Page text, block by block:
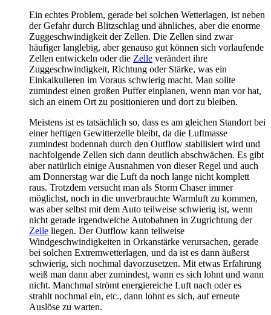
Ein echtes Problem, gerade bei solchen Wetterlagen, ist neben
der Gefahr durch Blitzschlag und ähnliches, aber die enorme
Zuggeschwindigkeit der Zellen. Die Zellen sind zwar
häufiger langlebig, aber genauso gut können sich vorlaufende
Zellen entwickeln oder die Zelle verändert ihre
Zuggeschwindigkeit, Richtung oder Stärke, was ein
Einkalkulieren im Voraus schwierig macht. Man sollte
zumindest einen großen Puffer einplanen, wenn man vor hat,
sich an einem Ort zu positionieren und dort zu bleiben.
Meistens ist es tatsächlich so, dass es am gleichen Standort bei
einer heftigen Gewitterzelle bleibt, da die Luftmasse
zumindest bodennah durch den Outflow stabilisiert wird und
nachfolgende Zellen sich dann deutlich abschwächen. Es gibt
aber natürlich einige Ausnahmen von dieser Regel und auch
am Donnerstag war die Luft da noch lange nicht komplett
raus. Trotzdem versucht man als Storm Chaser immer
möglichst, noch in die unverbrauchte Warmluft zu kommen,
was aber selbst mit dem Auto teilweise schwierig ist, wenn
nicht gerade irgendwelche Autobahnen in Zugrichtung der
Zelle liegen. Der Outflow kann teilweise
Windgeschwindigkeiten in Orkanstärke verursachen, gerade
bei solchen Extremwetterlagen, und da ist es dann äußerst
schwierig, sich nochmal davorzusetzen. Mit etwas Erfahrung
weiß man dann aber zumindest, wann es sich lohnt und wann
nicht. Manchmal strömt energiereiche Luft nach oder es
strahlt nochmal ein, etc., dann lohnt es sich, auf erneute
Auslöse zu warten.